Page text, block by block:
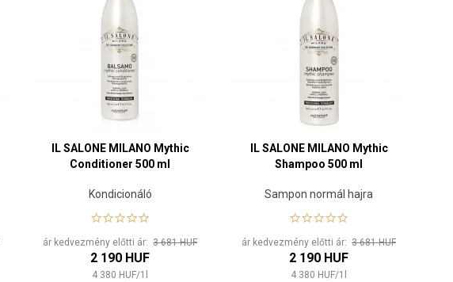
IL SALONE MILANO Mythic
Conditioner 500 ml
Kondicionáló
ár kedvezmény előtti ár:3 681 HUF
2 190 HUF
4 380 HUF/1
IL SALONE MILANO Mythic
Shampoo 500 ml
Sampon normál hajra
ár kedvezmény előtti ár:3 681 HUF
2 190 HUF
4 380 HUF/1